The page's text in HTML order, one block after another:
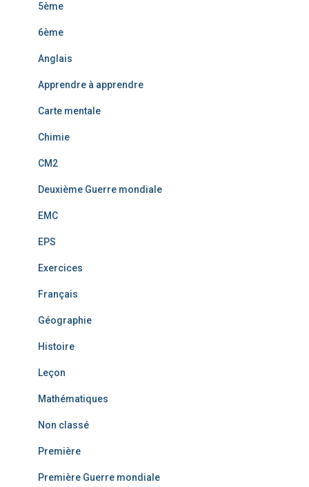
5ème
6ème
Anglais
Apprendre à apprendre
Carte mentale
Chimie
CM2
Deuxième Guerre mondiale
EMC
EPS
Exercices
Français
Géographie
Histoire
Leçon
Mathématiques
Non classé
Première
Première Guerre mondiale